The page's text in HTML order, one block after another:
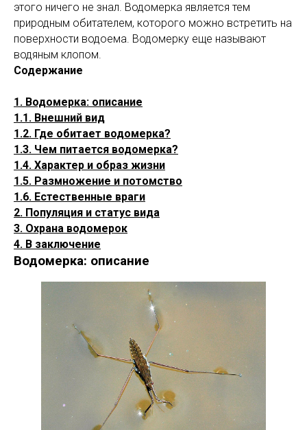
этого ничего не знал. Водомерка является тем
природным обитателем, которого можно встретить на
поверхности водоема. Водомерку еще называют
водяным клопом.
Содержание
1. Водомерка: описание
1.1. Внешний вид
1.2. Где обитает водомерка?
1.3. Чем питается водомерка?
1.4. Характер и образ жизни
1.5. Размножение и потомство
1.6. Естественные враги
2. Популяция и статус вида
3. Охрана водомерок
4. В заключение
Водомерка: описание